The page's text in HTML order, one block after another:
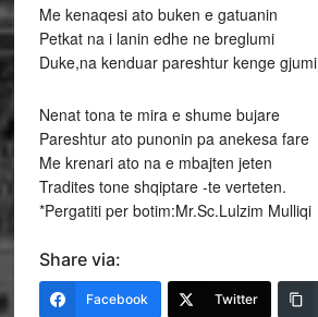
Me kenaqesi ato buken e gatuanin
Petkat na i lanin edhe ne breglumi
Duke,na kenduar pareshtur kenge gjumi
Nenat tona te mira e shume bujare
Pareshtur ato punonin pa anekesa fare
Me krenari ato na e mbajten jeten
Tradites tone shqiptare -te verteten.
*Pergatiti per botim:Mr.Sc.Lulzim Mulliqi
Share via:
Facebook Twitter